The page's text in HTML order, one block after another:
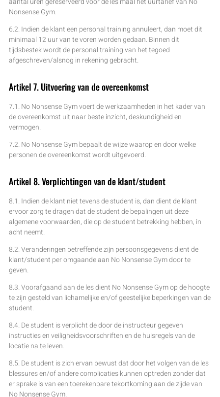
Nonsense Gym.
6.2. Indien de klant een personal training annuleert, dan moet dit
minimaal 12 uur van te voren worden gedaan. Binnen dit
tijdsbestek wordt de personal training van het tegoed
afgeschreven/alsnog in rekening gebracht.
Artikel 7. Uitvoering van de overeenkomst
7.1. No Nonsense Gym voert de werkzaamheden in het kader van
de overeenkomst uit naar beste inzicht, deskundigheid en
vermogen.
7.2. No Nonsense Gym bepaalt de wijze waarop en door welke
personen de overeenkomst wordt uitgevoerd.
Artikel 8. Verplichtingen van de klant/student
8.1. Indien de klant niet tevens de student is, dan dient de klant
ervoor zorg te dragen dat de student de bepalingen uit deze
algemene voorwaarden, die op de student betrekking hebben, in
acht neemt.
8.2. Veranderingen betreffende zijn persoonsgegevens dient de
klant/student per omgaande aan No Nonsense Gym door te
geven.
8.3. Voorafgaand aan de les dient No Nonsense Gym op de hoogte
te zijn gesteld van lichamelijke en/of geestelijke beperkingen van de
student.
8.4. De student is verplicht de door de instructeur gegeven
instructies en veiligheidsvoorschriften en de huisregels van de
locatie na te leven.
8.5. De student is zich ervan bewust dat door het volgen van de les
blessures en/of andere complicaties kunnen optreden zonder dat
er sprake is van een toerekenbare tekortkoming aan de zijde van
No Nonsense Gym.